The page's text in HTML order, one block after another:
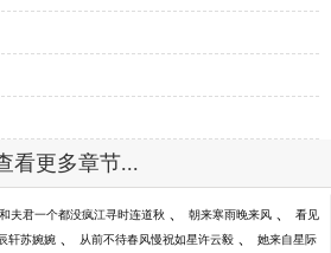
看更多章节...
夫君一个都没疯江寻时连道秋 、 朝来寒雨晚来风 、 看见
轩苏婉婉 、 从前不待春风慢祝如星许云毅 、 她来自星际